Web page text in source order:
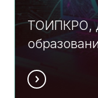
ТОИПКРО,